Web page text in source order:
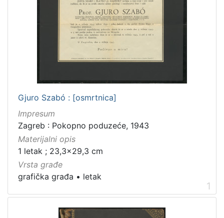
Hrvatsko narodno kazalište
Obitelji Šubić, Zrinski i Frankopan
Zagrebačke razglednice
Zbirka
Grafička građa
Gjuro Szabó : [osmrtnica]
Impresum
Zagreb : Pokopno poduzeće, 1943
Materijalni opis
1 letak ; 23,3x29,3 cm
Vrsta građe
grafička građa • letak
1